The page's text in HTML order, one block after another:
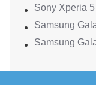
Sony Xperia
Samsung
Samsung